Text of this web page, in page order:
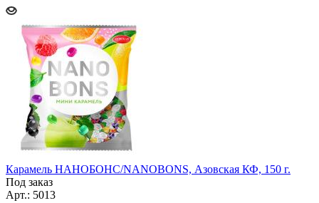
Карамель НАНОБОНС/NANOBONS, Азовская КФ, 150 г.
Под заказ
Арт.: 5013